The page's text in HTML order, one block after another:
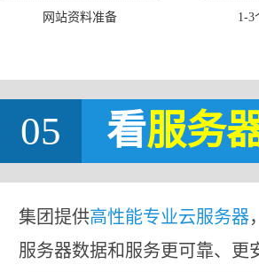
网站资料准备 1-3
05 看服务
集团提供高性能专业云服务器
服务器数据和服务更可靠、更